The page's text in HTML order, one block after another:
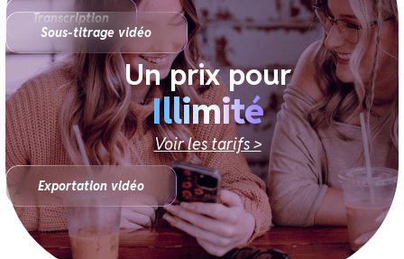
Un prix pour
Illimité
Transcription
Sous-titrage vidéo
Exportation vidéo
Voir les tarifs >